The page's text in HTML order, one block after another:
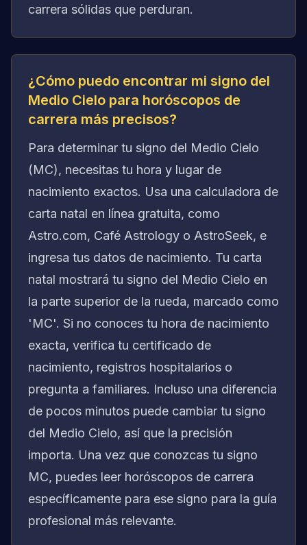
carrera sólidas que perduran.
¿Cómo puedo encontrar mi signo del
Medio Cielo para horóscopos de
carrera más precisos?
Para determinar tu signo del Medio Cielo
(MC), necesitas tu hora y lugar de
nacimiento exactos. Usa una calculadora de
carta natal en línea gratuita, como
Astro.com, Café Astrology o AstroSeek, e
ingresa tus datos de nacimiento. Tu carta
natal mostrará tu signo del Medio Cielo en
la parte superior de la rueda, marcado como
'MC'. Si no conoces tu hora de nacimiento
exacta, verifica tu certificado de
nacimiento, registros hospitalarios o
pregunta a familiares. Incluso una diferencia
de pocos minutos puede cambiar tu signo
del Medio Cielo, así que la precisión
importa. Una vez que conozcas tu signo
MC, puedes leer horóscopos de carrera
específicamente para ese signo para la guía
profesional más relevante.